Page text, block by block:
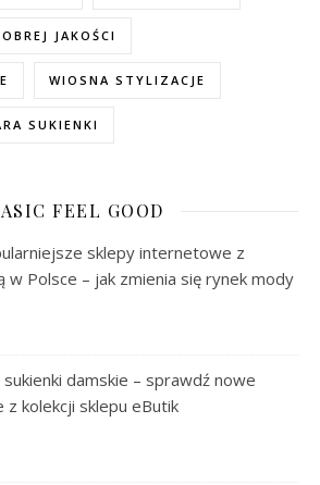
JAKOŚCI
WIOSNA STYLIZACJE
SUKIENKI
FEEL GOOD
sklepy internetowe z
w Polsce – jak zmienia się rynek mody
damskie – sprawdź nowe
z kolekcji sklepu eButik